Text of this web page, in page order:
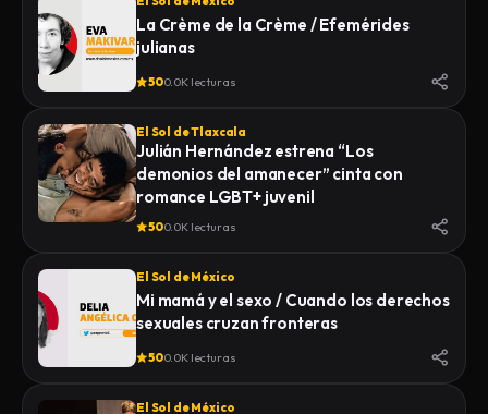
La Crème de la Crème / Efemérides
julianas
500.0K lecturas
El Sol de Tlaxcala
Julián Hernández estrena “Los
demonios del amanecer” cinta con
romance LGBT+ juvenil
500.0K lecturas
El Sol de México
Mi mamá y el sexo / Cuando los derechos
sexuales cruzan fronteras
500.0K lecturas
El Sol de México